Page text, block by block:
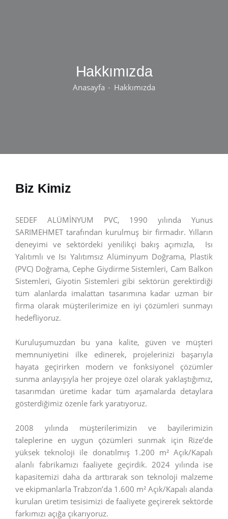
Hakkımızda
Anasayfa Hakkımızda
Biz Kimiz
SEDEF ALÜMİNYUM PVC, 1990 yılında Yunus
SARIMEHMET tarafından kurulmuş bir firmadır. Yılların
deneyimi ve sektördeki yenilikçi bakış açımızla,
Isı
Yalıtımlı ve Isı Yalıtımsız Alüminyum Doğrama, Plastik
(PVC) Doğrama, Cephe Giydirme Sistemleri, Cam Balkon
Sistemleri, Giyotin Sistemleri gibi sektörün gerektirdiği
tüm alanlarda imalattan tasarımına kadar uzman bir
firma olarak müşterilerimize en iyi çözümleri sunmayı
hedefliyoruz.
Kuruluşumuzdan bu yana kalite, güven ve müşteri
memnuniyetini ilke edinerek, projelerinizi başarıyla
hayata geçirirken modern ve fonksiyonel çözümler
sunma anlayışıyla her projeye özel olarak yaklaştığımız,
tasarımdan üretime kadar tüm aşamalarda detaylara
gösterdiğimiz özenle fark yaratıyoruz.
2008 yılında müşterilerimizin ve bayilerimizin
taleplerine en uygun çözümleri sunmak için Rize’de
yüksek teknoloji ile donatılmış 1.200 m² Açık/Kapalı
alanlı fabrikamızı faaliyete geçirdik. 2024 yılında ise
kapasitemizi daha da arttırarak son teknoloji malzeme
ve ekipmanlarla Trabzon’da 1.600 m² Açık/Kapalı alanda
kurulan üretim tesisimizi de faaliyete geçirerek sektörde
farkımızı açığa çıkarıyoruz.